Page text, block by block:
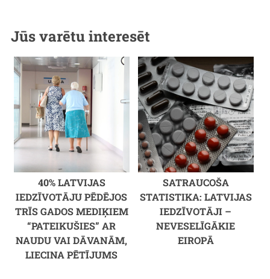
Jūs varētu interesēt
40% LATVIJAS
IEDZĪVOTĀJU PĒDĒJOS
TRĪS GADOS MEDIĶIEM
“PATEIKUŠIES” AR
NAUDU VAI DĀVANĀM,
LIECINA PĒTĪJUMS
SATRAUCOŠA
STATISTIKA: LATVIJAS
IEDZĪVOTĀJI –
NEVESELĪGĀKIE
EIROPĀ